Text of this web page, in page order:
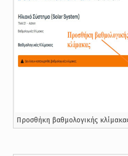
Προσθήκη βαθμολογικής